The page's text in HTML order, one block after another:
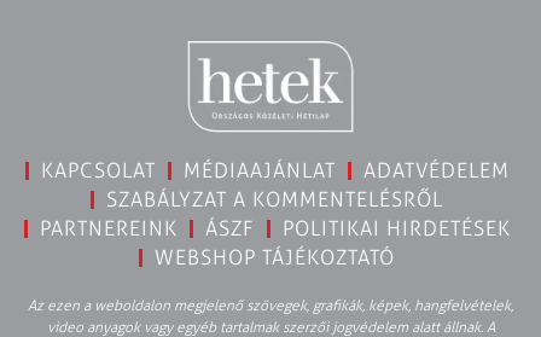
KAPCSOLAT MÉDIAAJÁNLAT
ADATVÉDELEM
SZABÁLYZAT A KOMMENTELÉSRŐL
PARTNEREINK
ÁSZF
POLITIKAI HIRDETÉSEK
WEBSHOP TÁJÉKOZTATÓ
Az ezen a weboldalon megjelenő szövegek, grafikák, képek, hangfelvételek,
video anyagok vagy egyéb tartalmak szerzői jogvédelem alatt állnak. A